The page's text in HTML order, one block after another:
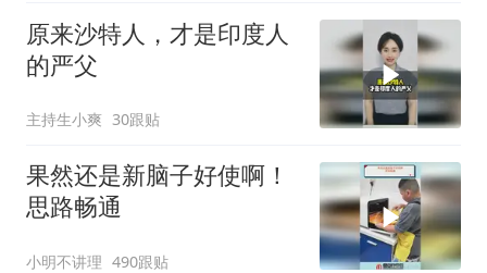
原来沙特人，才是印度人
的严父
主持生小爽 30跟贴
果然还是新脑子好使啊！
思路畅通
小明不讲理 490跟贴